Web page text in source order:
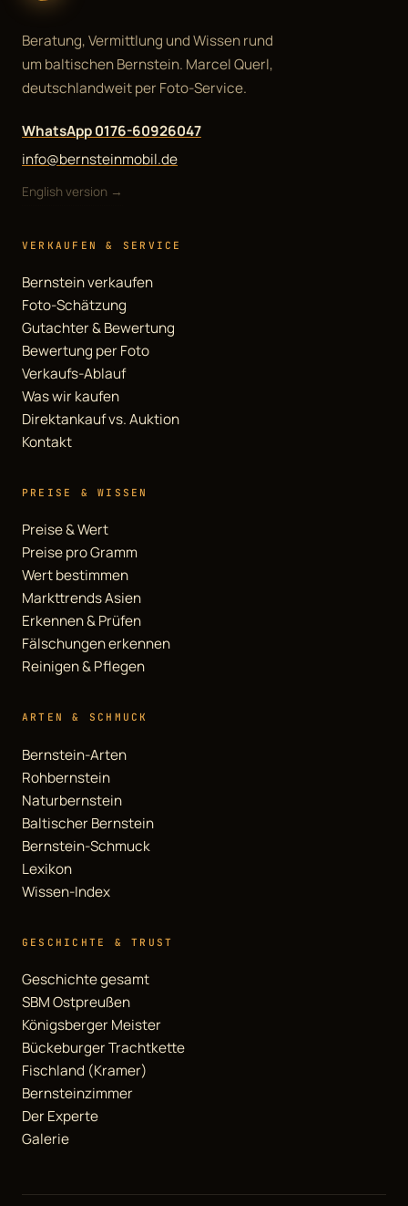
Beratung, Vermittlung und Wissen rund
um baltischen Bernstein. Marcel Querl,
deutschlandweit per Foto-Service.
WhatsApp 0176-60926047
info@bernsteinmobil.de
English version →
VERKAUFEN & SERVICE
Bernstein verkaufen
Foto-Schätzung
Gutachter & Bewertung
Bewertung per Foto
Verkaufs-Ablauf
Was wir kaufen
Direktankauf vs. Auktion
Kontakt
PREISE & WISSEN
Preise & Wert
Preise pro Gramm
Wert bestimmen
Markttrends Asien
Erkennen & Prüfen
Fälschungen erkennen
Reinigen & Pflegen
ARTEN & SCHMUCK
Bernstein-Arten
Rohbernstein
Naturbernstein
Baltischer Bernstein
Bernstein-Schmuck
Lexikon
Wissen-Index
GESCHICHTE & TRUST
Geschichte gesamt
SBM Ostpreußen
Königsberger Meister
Bückeburger Trachtkette
Fischland (Kramer)
Bernsteinzimmer
Der Experte
Galerie